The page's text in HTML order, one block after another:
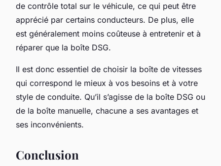
de contrôle total sur le véhicule, ce qui peut être
apprécié par certains conducteurs. De plus, elle
est généralement moins coûteuse à entretenir et à
réparer que la boîte DSG.
Il est donc essentiel de choisir la boîte de vitesses
qui correspond le mieux à vos besoins et à votre
style de conduite. Qu’il s’agisse de la boîte DSG ou
de la boîte manuelle, chacune a ses avantages et
ses inconvénients.
Conclusion